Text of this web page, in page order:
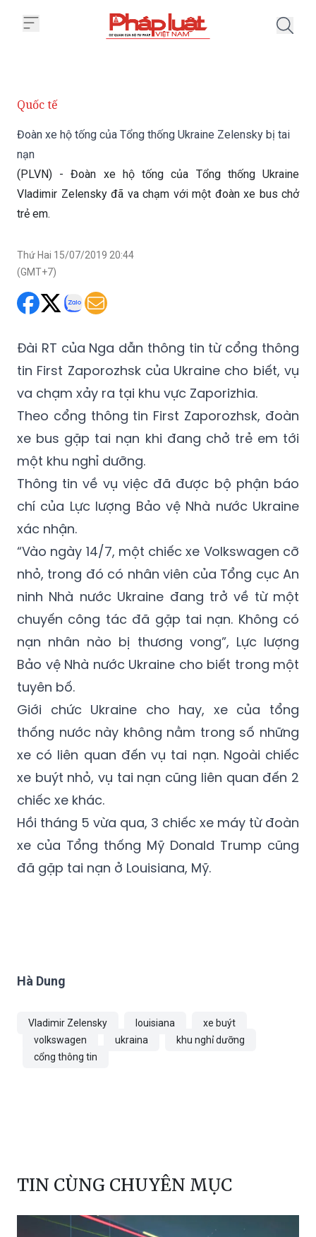
Quốc tế
Đoàn xe hộ tống của Tổng thống Ukraine Zelensky bị tai
trẻ em.
Thứ Hai 15/07/2019 20:44
Đài RT của Nga dẫn thông tin từ cổng thông
tin First Zaporozhsk của Ukraine cho biết, vụ
va chạm xảy ra tại khu vực Zaporizhia.
Theo cổng thông tin First Zaporozhsk, đoàn
xe bus gặp tai nạn khi đang chở trẻ em tới
một khu nghỉ dưỡng.
Thông tin về vụ việc đã được bộ phận báo
chí của Lực lượng Bảo vệ Nhà nước Ukraine
xác nhận.
“Vào ngày 14/7, một chiếc xe Volkswagen cỡ
nhỏ, trong đó có nhân viên của Tổng cục An
ninh Nhà nước Ukraine đang trở về từ một
chuyến công tác đã gặp tai nạn. Không có
nạn nhân nào bị thương vong”, Lực lượng
Bảo vệ Nhà nước Ukraine cho biết trong một
tuyên bố.
Giới chức Ukraine cho hay, xe của tổng
thống nước này không nằm trong số những
xe có liên quan đến vụ tai nạn. Ngoài chiếc
xe buýt nhỏ, vụ tai nạn cũng liên quan đến 2
chiếc xe khác.
Hồi tháng 5 vừa qua, 3 chiếc xe máy từ đoàn
Hà Dung